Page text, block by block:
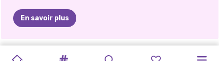
pouvez maintenant décider quel maquillage est parfait pour
elle et en choisir un moderne à la place. Pour la partie
veste pailletée, un t-shirt de groupe de rock à assortir avec
une jupe midi ou vous pouvez opter pour une robe en dentelle
En savoir plus
MAQUILLAGE
PRINCESSE PRINCESSES
DÉFI RETOUR